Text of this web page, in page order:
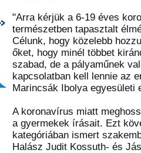
Látogasson el videótárunkba!Látogasson
"Arra kérjük a 6-19 éves
természetben tapasztalt
Célunk, hogy közelebb
őket, hogy minél többet
szabad, de a pályaműnek
kapcsolatban kell lennie az
Marincsák Ibolya egyesületi
A koronavírus miatt
a gyermekek írásait. Ezt
kategóriában ismert
Halász Judit Kossuth- és